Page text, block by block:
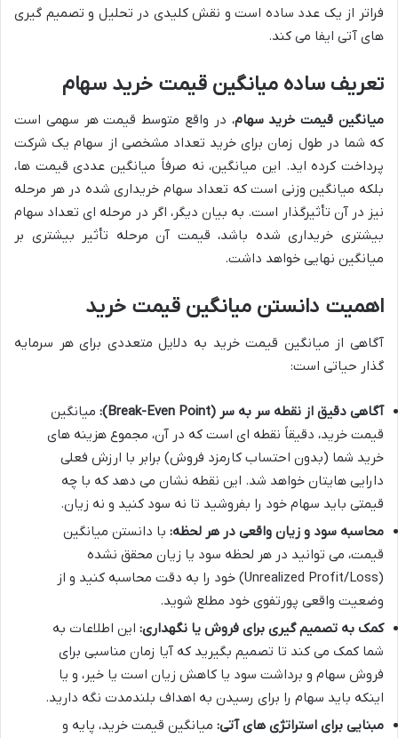
فراتر از یک عدد ساده است و نقش کلیدی در تحلیل و تصمیم گیری
های آتی ایفا می کند.
تعریف ساده میانگین قیمت خرید سهام
میانگین قیمت خرید سهام، در واقع متوسط قیمت هر سهمی است
که شما در طول زمان برای خرید تعداد مشخصی از سهام یک شرکت
پرداخت کرده اید. این میانگین، نه صرفاً میانگین عددی قیمت ها،
بلکه میانگین وزنی است که تعداد سهام خریداری شده در هر مرحله
نیز در آن تأثیرگذار است. به بیان دیگر، اگر در مرحله ای تعداد سهام
بیشتری خریداری شده باشد، قیمت آن مرحله تأثیر بیشتری بر
میانگین نهایی خواهد داشت.
اهمیت دانستن میانگین قیمت خرید
آگاهی از میانگین قیمت خرید به دلایل متعددی برای هر سرمایه
گذار حیاتی است:
آگاهی دقیق از نقطه سر به سر (Break-Even Point):
میانگین
قیمت خرید، دقیقاً نقطه ای است که در آن، مجموع هزینه های
خرید شما (بدون احتساب کارمزد فروش) برابر با ارزش فعلی
دارایی هایتان خواهد شد. این نقطه نشان می دهد که با چه
قیمتی باید سهام خود را بفروشید تا نه سود کنید و نه زیان.
محاسبه سود و زیان واقعی در هر لحظه: با دانستن میانگین
قیمت، می توانید در هر لحظه سود یا زیان محقق نشده
(Unrealized Profit/Loss) خود را به دقت محاسبه کنید و از
وضعیت واقعی پورتفوی خود مطلع شوید.
کمک به تصمیم گیری برای فروش یا نگهداری: این اطلاعات به
شما کمک می کند تا تصمیم بگیرید که آیا زمان مناسبی برای
فروش سهام و برداشت سود یا کاهش زیان است یا خیر، و یا
اینکه باید سهام را برای رسیدن به اهداف بلندمدت نگه دارید.
مبنایی برای استراتژی های آتی: میانگین قیمت خرید، پایه و